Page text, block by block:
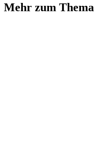
Mehr zum Thema